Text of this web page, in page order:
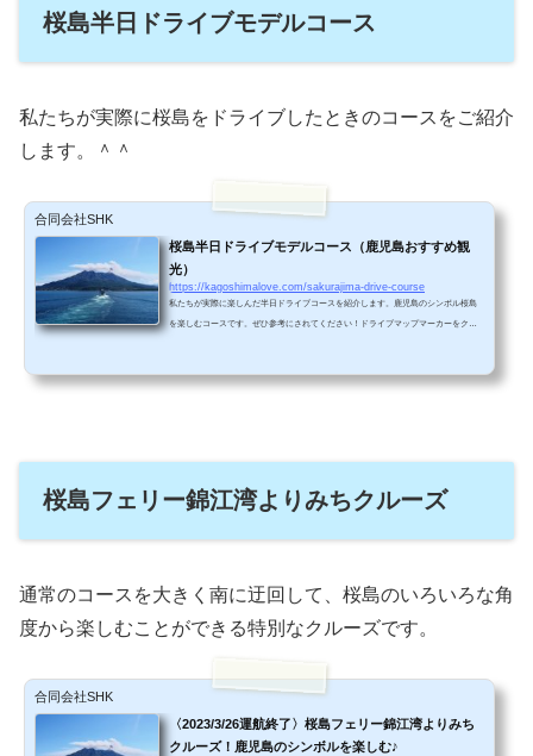
桜島半日ドライブモデルコース
私たちが実際に桜島をドライブしたときのコースをご紹介
します。＾＾
合同会社SHK
桜島半日ドライブモデルコース（鹿児島おすすめ観
光）
https://kagoshimalove.com/sakurajima-drive-course
私たちが実際に楽しんだ半日ドライブコースを紹介します。鹿児島のシンボル桜島
を楽しむコースです。ぜひ参考にされてください！ドライブマップマーカーをクリ
桜島フェリー錦江湾よりみちクルーズ
通常のコースを大きく南に迂回して、桜島のいろいろな角
度から楽しむことができる特別なクルーズです。
合同会社SHK
〈2023/3/26運航終了〉桜島フェリー錦江湾よりみち
クルーズ！鹿児島のシンボルを楽しむ♪